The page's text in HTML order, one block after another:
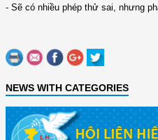
- Sẽ có nhiều phép thử sai, nhưng
NEWS WITH CATEGORIES